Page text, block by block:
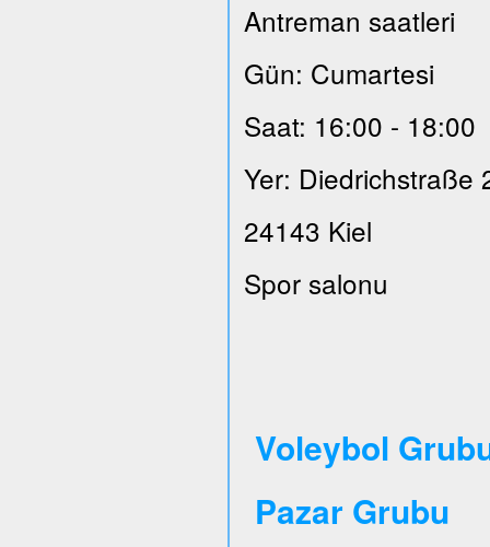
Antreman saatleri
Gün: Cumartesi
Saat: 16:00 - 18:00
Yer: Diedrichstraße
24143 Kiel
Spor salonu
Voleybol
Pazar Grubu